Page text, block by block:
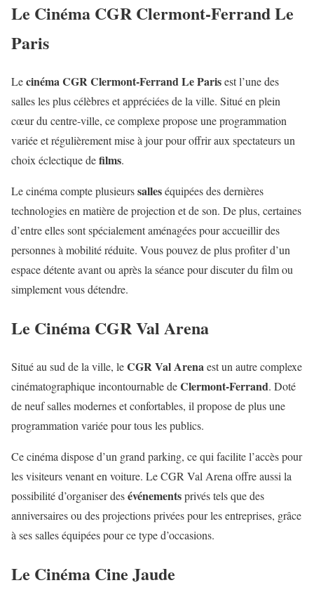
Le Cinéma CGR Clermont-Ferrand Le
Paris
Lecinéma CGR Clermont-Ferrand Le Parisest l’une des
salles les plus célèbres et appréciées de la ville. Situé en plein
cœur du centre-ville, ce complexe propose une programmation
variée et régulièrement mise à jour pour offrir aux spectateurs un
choix éclectique defilms.
Le cinéma compte plusieurssalleséquipées des dernières
technologies en matière de projection et de son. De plus, certaines
d’entre elles sont spécialement aménagées pour accueillir des
personnes à mobilité réduite. Vous pouvez de plus profiter d’un
espace détente avant ou après la séance pour discuter du film ou
simplement vous détendre.
Le Cinéma CGR Val Arena
Situé au sud de la ville, leCGR Val Arenaest un autre complexe
cinématographique incontournable deClermont-Ferrand. Doté
de neuf salles modernes et confortables, il propose de plus une
programmation variée pour tous les publics.
Ce cinéma dispose d’un grand parking, ce qui facilite l’accès pour
les visiteurs venant en voiture. Le CGR Val Arena offre aussi la
possibilité d’organiser desévénementsprivés tels que des
anniversaires ou des projections privées pour les entreprises, grâce
à ses salles équipées pour ce type d’occasions.
Le Cinéma Cine Jaude